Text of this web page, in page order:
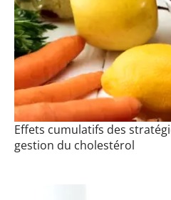
Effets cumulatifs des
gestion du cholestérol